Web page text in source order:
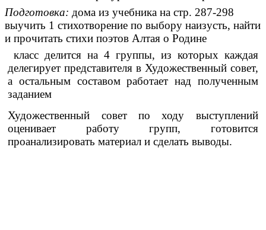
Подготовка: дома из учебника на стр. 287-298
выучить 1 стихотворение по выбору наизусть, найти
и прочитать стихи поэтов Алтая о Родине
класс делится на 4 группы, из которых каждая
делегирует представителя в Художественный совет,
а остальным составом работает над полученным
заданием
Художественный совет по ходу выступлений
оценивает работу групп, готовится
проанализировать материал и сделать выводы.